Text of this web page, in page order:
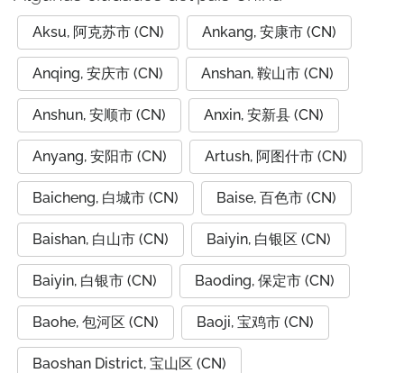
Aksu, 阿克苏市 (CN) Ankang, 安康市 (CN)
Anqing, 安庆市 (CN) Anshan, 鞍山市 (CN)
Anshun, 安顺市 (CN) Anxin, 安新县 (CN)
Anyang, 安阳市 (CN) Artush, 阿图什市 (CN)
Baicheng, 白城市 (CN) Baise, 百色市 (CN)
Baishan, 白山市 (CN) Baiyin, 白银区 (CN)
Baiyin, 白银市 (CN) Baoding, 保定市 (CN)
Baohe, 包河区 (CN) Baoji, 宝鸡市 (CN)
Baoshan District, 宝山区 (CN)